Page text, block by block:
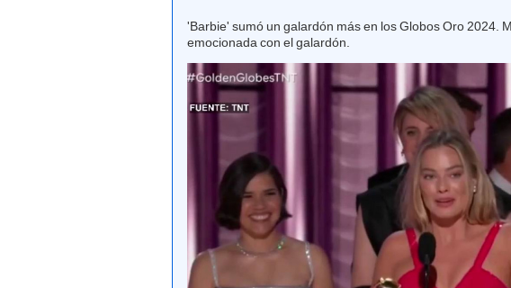
'Barbie' sumó un galardón más en los Globos Oro 2024.
emocionada con el galardón.